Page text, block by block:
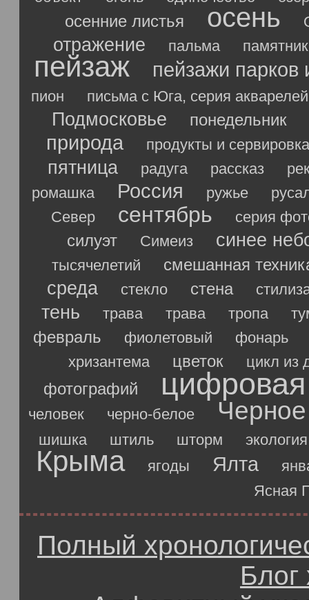
осенние листья осень
отражение пальма памятник
пейзаж пейзажи парков
пион письма с Юга, серия акварелей
Подмосковье понедельник
природа продукты и сервировка
пятница радуга рассказ
ромашка
Россия ружье
Север
сентябрь серия
силуэт Симеиз синее
тысячелетий смешанная
среда стекло стена
тень трава трава тропа
февраль фиолетовый
фонарь
хризантема
цветок цикл из
фотографий
человек черно-белое
шишка штиль шторм экология
Крыма ягоды Ялта
Ясная
Полный
Блог